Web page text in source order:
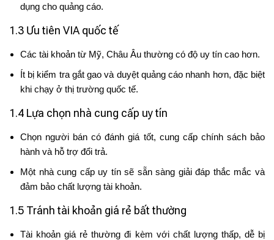
dụng cho quảng cáo.
1.3 Ưu tiên VIA quốc tế
Các tài khoản từ Mỹ, Châu Âu thường có độ uy tín cao hơn.
Ít bị kiểm tra gắt gao và duyệt quảng cáo nhanh hơn, đặc biệt
khi chạy ở thị trường quốc tế.
1.4 Lựa chọn nhà cung cấp uy tín
Chọn người bán có đánh giá tốt, cung cấp chính sách bảo
hành và hỗ trợ đổi trả.
Một nhà cung cấp uy tín sẽ sẵn sàng giải đáp thắc mắc và
đảm bảo chất lượng tài khoản.
1.5 Tránh tài khoản giá rẻ bất thường
Tài khoản giá rẻ thường đi kèm với chất lượng thấp, dễ bị